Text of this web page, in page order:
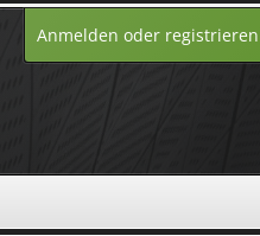
Anmelden oder registrieren